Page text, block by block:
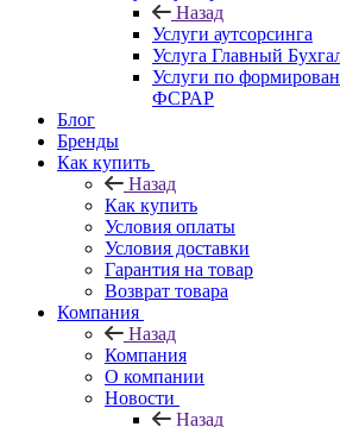
Назад
Услуги аутсорсинга
Услуга Главный
Услуги по
ФСРАР
Блог
Бренды
Как купить
Назад
Как купить
Условия оплаты
Условия доставки
Гарантия на товар
Возврат товара
Компания
Назад
Компания
О компании
Новости
Назад